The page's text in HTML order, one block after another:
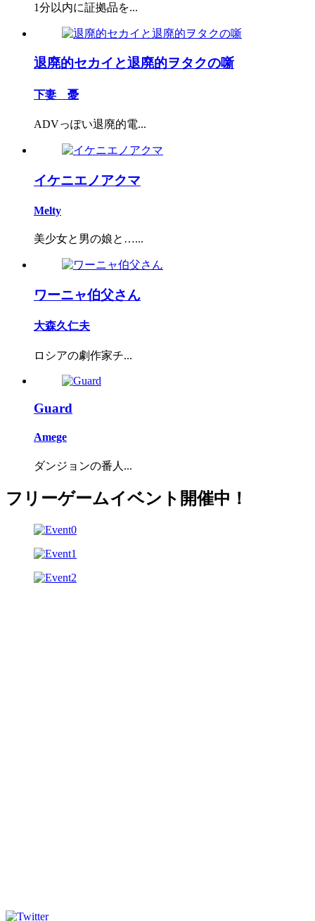
1分以内に証拠品を...
退廃的セカイと退廃的ヲタクの噺
下妻 憂
ADVっぽい退廃的電...
イケニエノアクマ
Melty
美少女と男の娘と…...
ワーニャ伯父さん
大森久仁夫
ロシアの劇作家チ...
Guard
Amege
ダンジョンの番人...
フリーゲームイベント開催中！